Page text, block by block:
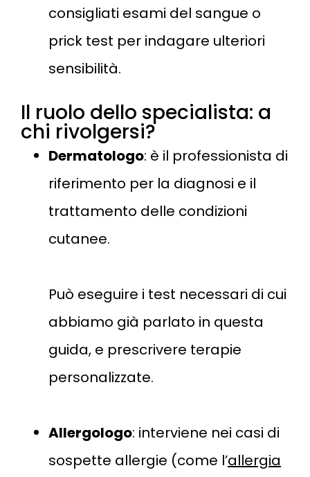
consigliati esami del sangue o
prick test per indagare ulteriori
sensibilità​.
Il ruolo dello specialista: a
chi rivolgersi?
Dermatologo: è il professionista di
riferimento per la diagnosi e il
trattamento delle condizioni
cutanee.
Può eseguire i test necessari di cui
abbiamo già parlato in questa
guida, e prescrivere terapie
personalizzate.
Allergologo: interviene nei casi di
sospette allergie (come l’allergia